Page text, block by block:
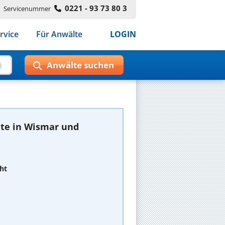
Servicenummer 0221 - 93 73 80 3
Für Anwälte LOGIN
in Wismar und